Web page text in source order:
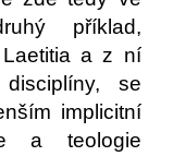
příklad,
Laetitia a z ní
se
implicitní
a teologie